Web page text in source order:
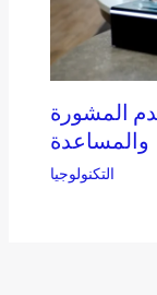
المشورة
والمساعدة
التكنولوجيا